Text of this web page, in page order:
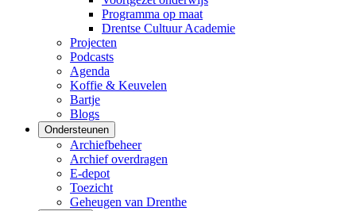
Programma op maat
Drentse Cultuur Academie
Projecten
Podcasts
Agenda
Koffie & Keuvelen
Bartje
Blogs
Ondersteunen
Archiefbeheer
Archief overdragen
E-depot
Toezicht
Geheugen van Drenthe